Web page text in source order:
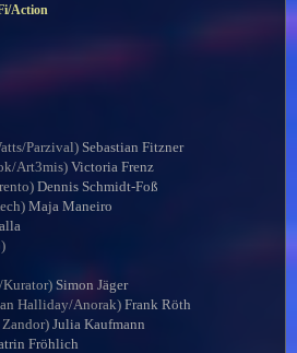
Action
Parzival) Sebastian Fitzner
Art3mis)Victoria Frenz
Dennis Schmidt-Foß
Maja Maneiro
Simon Jäger
Halliday/Anorak) Frank Röth
Julia Kaufmann
Fröhlich